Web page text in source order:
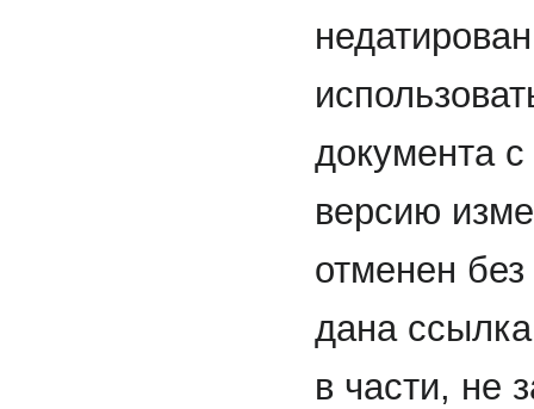
документа
версию
отменен
дана
в части, не